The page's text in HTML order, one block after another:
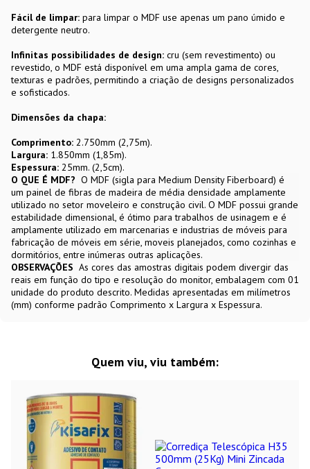
Fácil de limpar: para limpar o MDF use apenas um pano úmido e
detergente neutro.
Infinitas possibilidades de design: cru (sem revestimento) ou
revestido, o MDF está disponível em uma ampla gama de cores,
texturas e padrões, permitindo a criação de designs personalizados
e sofisticados.
Dimensões da chapa:
Comprimento: 2.750mm (2,75m).
Largura: 1.850mm (1,85m).
Espessura: 25mm. (2,5cm).
O QUE É MDF? O MDF (sigla para Medium Density Fiberboard) é
um painel de fibras de madeira de média densidade amplamente
utilizado no setor moveleiro e construção civil. O MDF possui grande
estabilidade dimensional, é ótimo para trabalhos de usinagem e é
amplamente utilizado em marcenarias e industrias de móveis para
fabricação de móveis em série, moveis planejados, como cozinhas e
dormitórios, entre inúmeras outras aplicações.
OBSERVAÇÕES As cores das amostras digitais podem divergir das
reais em função do tipo e resolução do monitor, embalagem com 01
unidade do produto descrito. Medidas apresentadas em milímetros
(mm) conforme padrão Comprimento x Largura x Espessura.
Quem viu, viu também: